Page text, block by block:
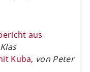
aus
Kuba, von Peter